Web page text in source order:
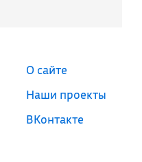
О сайте
Наши проекты
ВКонтакте